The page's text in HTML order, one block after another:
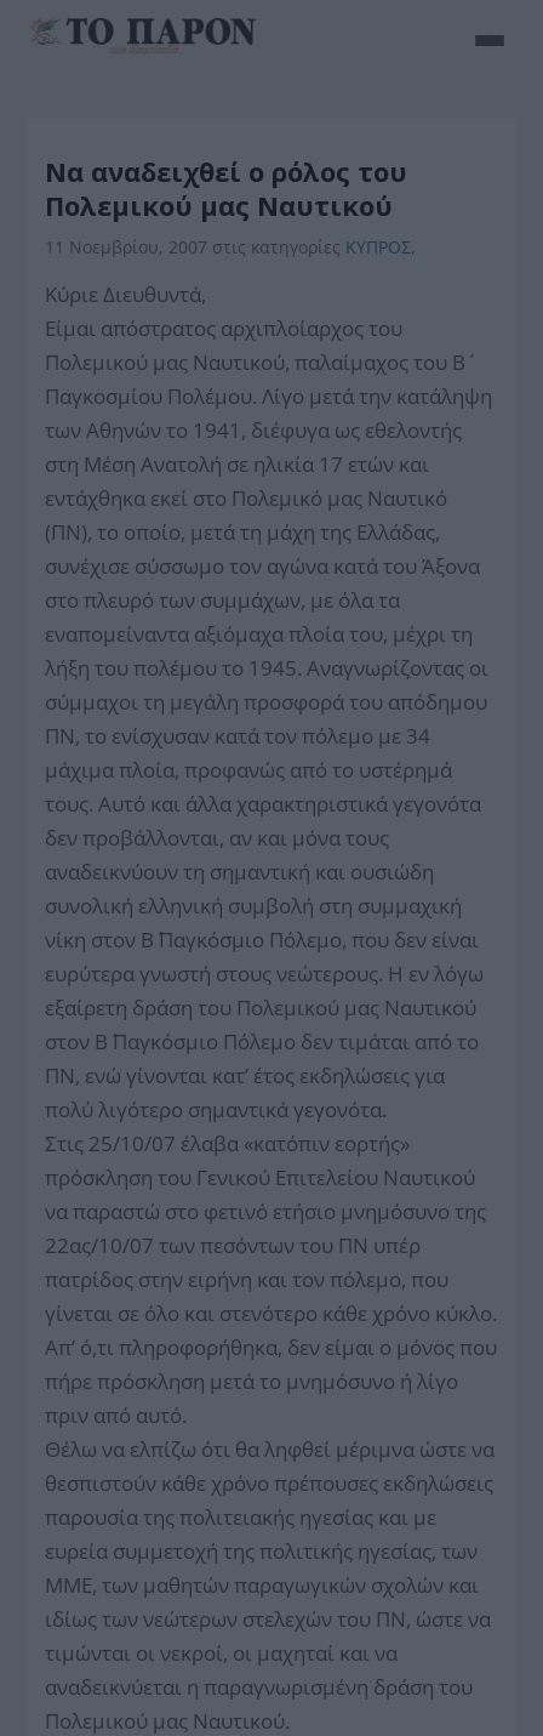
Να αναδειχθεί ο ρόλος του
Πολεμικού μας Ναυτικού
11 Νοεμβρίου, 2007 στις κατηγορίες ΚΥΠΡΟΣ,
Κύριε Διευθυντά,
Είμαι απόστρατος αρχιπλοίαρχος του
Πολεμικού μας Ναυτικού, παλαίμαχος του Β΄
Παγκοσμίου Πολέμου. Λίγο μετά την κατάληψη
των Αθηνών το 1941, διέφυγα ως εθελοντής
στη Μέση Ανατολή σε ηλικία 17 ετών και
εντάχθηκα εκεί στο Πολεμικό μας Ναυτικό
(ΠΝ), το οποίο, μετά τη μάχη της Ελλάδας,
συνέχισε σύσσωμο τον αγώνα κατά του Άξονα
στο πλευρό των συμμάχων, με όλα τα
εναπομείναντα αξιόμαχα πλοία του, μέχρι τη
λήξη του πολέμου το 1945. Αναγνωρίζοντας οι
σύμμαχοι τη μεγάλη προσφορά του απόδημου
ΠΝ, το ενίσχυσαν κατά τον πόλεμο με 34
μάχιμα πλοία, προφανώς από το υστέρημά
τους. Αυτό και άλλα χαρακτηριστικά γεγονότα
δεν προβάλλονται, αν και μόνα τους
αναδεικνύουν τη σημαντική και ουσιώδη
συνολική ελληνική συμβολή στη συμμαχική
νίκη στον Β΄ Παγκόσμιο Πόλεμο, που δεν είναι
ευρύτερα γνωστή στους νεώτερους. Η εν λόγω
εξαίρετη δράση του Πολεμικού μας Ναυτικού
στον Β΄ Παγκόσμιο Πόλεμο δεν τιμάται από το
ΠΝ, ενώ γίνονται κατ’ έτος εκδηλώσεις για
πολύ λιγότερο σημαντικά γεγονότα.
Στις 25/10/07 έλαβα «κατόπιν εορτής»
πρόσκληση του Γενικού Επιτελείου Ναυτικού
να παραστώ στο φετινό ετήσιο μνημόσυνο της
22ας/10/07 των πεσόντων του ΠΝ υπέρ
πατρίδος στην ειρήνη και τον πόλεμο, που
γίνεται σε όλο και στενότερο κάθε χρόνο κύκλο.
Απ’ ό,τι πληροφορήθηκα, δεν είμαι ο μόνος που
πήρε πρόσκληση μετά το μνημόσυνο ή λίγο
πριν από αυτό.
Θέλω να ελπίζω ότι θα ληφθεί μέριμνα ώστε να
θεσπιστούν κάθε χρόνο πρέπουσες εκδηλώσεις
παρουσία της πολιτειακής ηγεσίας και με
ευρεία συμμετοχή της πολιτικής ηγεσίας, των
ΜΜΕ, των μαθητών παραγωγικών σχολών και
ιδίως των νεώτερων στελεχών του ΠΝ, ώστε να
τιμώνται οι νεκροί, οι μαχηταί και να
αναδεικνύεται η παραγνωρισμένη δράση του
Πολεμικού μας Ναυτικού.